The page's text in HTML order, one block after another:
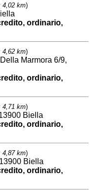
4,02 km)
ordinario,
4,62 km)
Marmora 6/9,
ordinario,
4,71 km)
Biella
ordinario,
4,87 km)
Biella
ordinario,